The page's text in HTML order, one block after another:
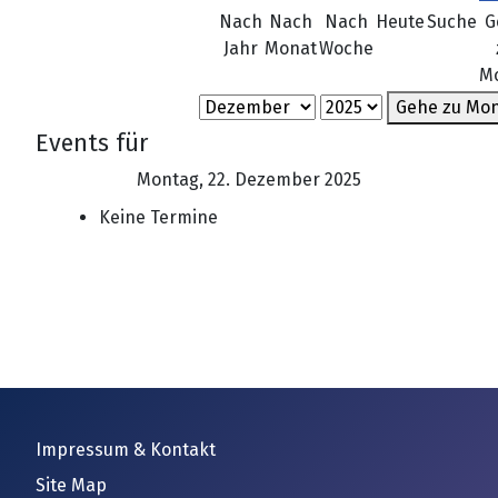
Nach
Jahr
Nach
Monat
Nach
Woche
HeuteSuche
Gehe zu
Events für
Montag, 22. Dezember 2025
Keine Termine
Impressum & Kontakt
Site Map